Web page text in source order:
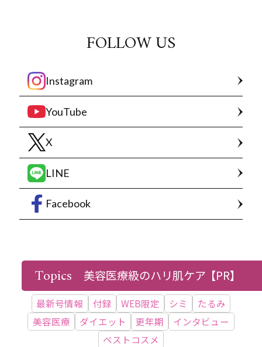
FOLLOW US
Instagram
YouTube
X
LINE
Facebook
HOT WORDS
最新号情報 付録 WEB限定 シミ
たるみ
美容医療
ダイエット 更年期
インタビュー
ベストコスメ
Topics 美容医療級のハリ肌ケア【PR】